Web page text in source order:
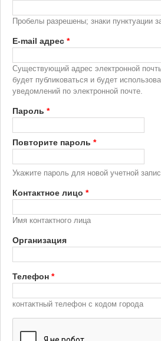
Пробелы разрешены; знаки пунктуации
E-mail адрес *
Существующий адрес электронной
будет публиковаться и будет
уведомлений по электронной почте.
Пароль *
Повторите пароль *
Укажите пароль для новой учетной
Контактное лицо *
Имя контактного лица
Организация
Телефон *
контактный телефон с кодом города